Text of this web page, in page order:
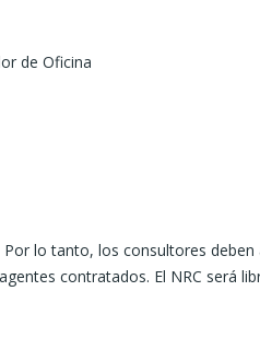
de Oficina
lo tanto, los consultores
contratados. El NRC será